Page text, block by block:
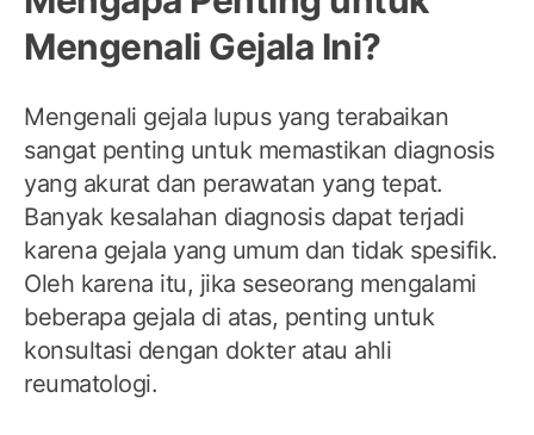
Mengenali Gejala Ini?
Mengenali gejala lupus yang terabaikan
sangat penting untuk memastikan diagnosis
yang akurat dan perawatan yang tepat.
Banyak kesalahan diagnosis dapat terjadi
karena gejala yang umum dan tidak spesifik.
Oleh karena itu, jika seseorang mengalami
beberapa gejala di atas, penting untuk
konsultasi dengan dokter atau ahli
reumatologi.